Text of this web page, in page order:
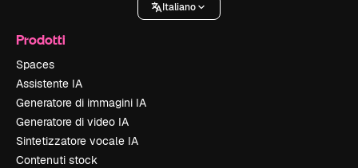
Italiano
Prodotti
Spaces
Assistente IA
Generatore di immagini IA
Generatore di video IA
Sintetizzatore vocale IA
Contenuti stock